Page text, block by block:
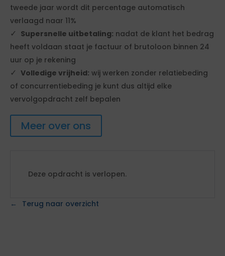
tweede jaar wordt dit percentage automatisch
verlaagd naar 11%
Supersnelle uitbetaling: nadat de klant het bedrag
heeft voldaan staat je factuur of brutoloon binnen 24
uur op je rekening
Volledige vrijheid: wij werken zonder relatiebeding
of concurrentiebeding je kunt dus altijd elke
vervolgopdracht zelf bepalen
Meer over ons
Deze opdracht is verlopen.
Terug naar overzicht